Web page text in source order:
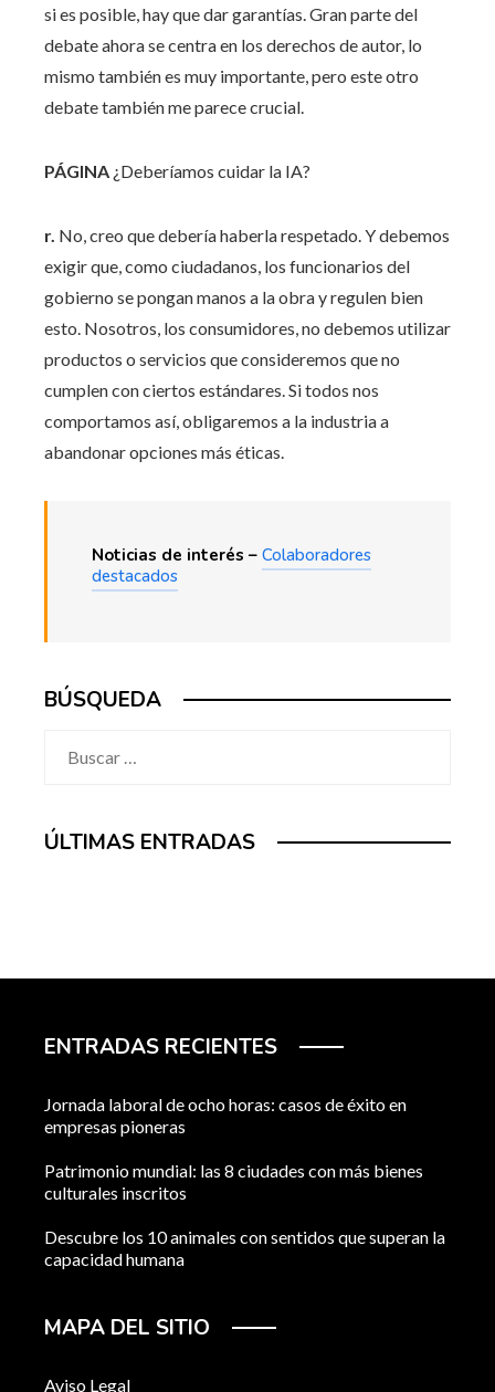
si es posible, hay que dar garantías. Gran parte del
debate ahora se centra en los derechos de autor, lo
mismo también es muy importante, pero este otro
debate también me parece crucial.
PÁGINA ¿Deberíamos cuidar la IA?
r. No, creo que debería haberla respetado. Y debemos
exigir que, como ciudadanos, los funcionarios del
gobierno se pongan manos a la obra y regulen bien
esto. Nosotros, los consumidores, no debemos utilizar
productos o servicios que consideremos que no
cumplen con ciertos estándares. Si todos nos
comportamos así, obligaremos a la industria a
abandonar opciones más éticas.
Noticias de interés – Colaboradores
destacados
BÚSQUEDA
ÚLTIMAS ENTRADAS
ENTRADAS RECIENTES
Jornada laboral de ocho horas: casos de éxito en
empresas pioneras
Patrimonio mundial: las 8 ciudades con más bienes
culturales inscritos
Descubre los 10 animales con sentidos que superan la
capacidad humana
MAPA DEL SITIO
Aviso Legal